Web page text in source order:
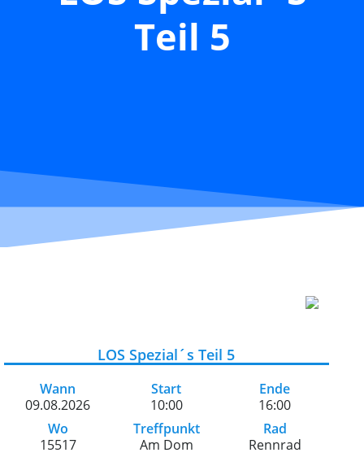
Teil 5
LOS Spezial´s Teil 5
Wann
09.08.2026
Start
10:00
Ende
16:00
Wo
15517
Treffpunkt
Am Dom
Rad
Rennrad